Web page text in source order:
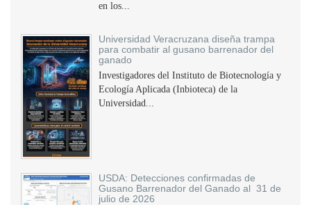
en los...
Universidad Veracruzana diseña trampa
para combatir al gusano barrenador del
ganado
Investigadores del Instituto de Biotecnología y
Ecología Aplicada (Inbioteca) de la
Universidad...
USDA: Detecciones confirmadas de
Gusano Barrenador del Ganado al 31 de
julio de 2026